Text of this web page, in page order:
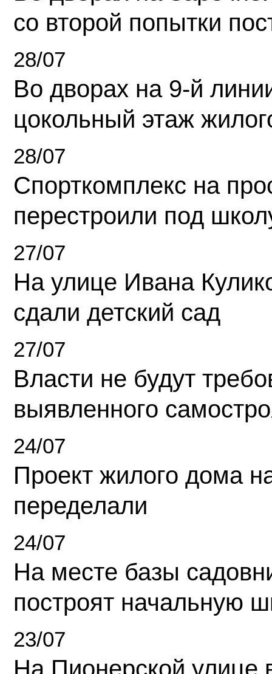
со второй попытки
28/07
Во дворах на 9-й
цокольный этаж
28/07
Спорткомплекс на
перестроили под
27/07
На улице Ивана
сдали детский сад
27/07
Власти не будут
выявленного
24/07
Проект жилого дома
переделали
24/07
На месте базы
построят начальную
23/07
На Пионерской улице